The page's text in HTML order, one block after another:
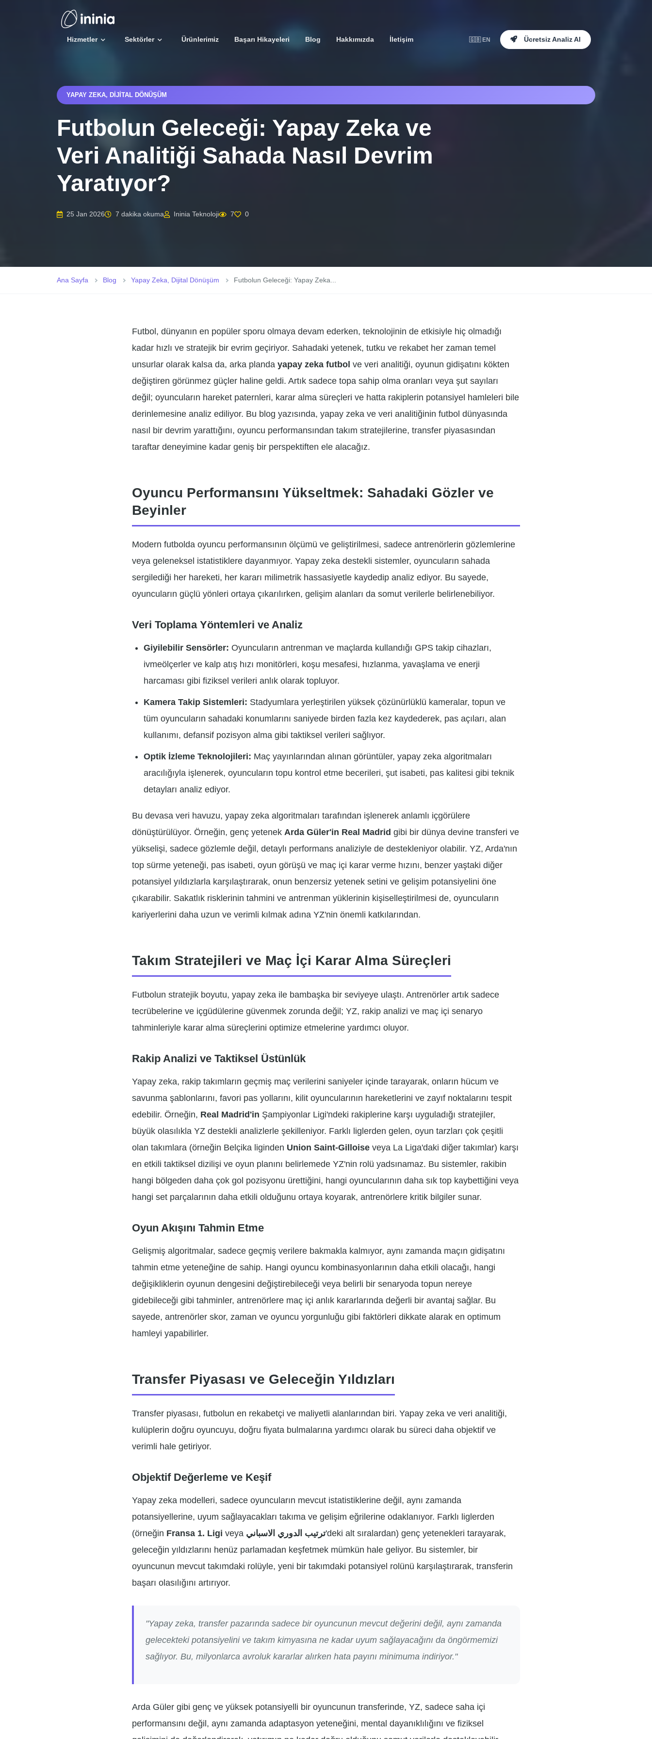
Hizmetler Sektörler Ürünlerimiz Başarı Hikayeleri Blog Hakkımızda İletişim 🇬🇧 EN Ücretsiz Analiz Al
YAPAY ZEKA, DIJITAL DÖNÜŞÜM
Futbolun Geleceği: Yapay Zeka ve
Veri Analitiği Sahada Nasıl Devrim
Yaratıyor?
25 Jan 2026 7 dakika okuma Ininia Teknoloji 7 0
Ana Sayfa Blog Yapay Zeka, Dijital Dönüşüm Futbolun Geleceği: Yapay Zeka...
Futbol, dünyanın en popüler sporu olmaya devam ederken, teknolojinin de etkisiyle hiç olmadığı
kadar hızlı ve stratejik bir evrim geçiriyor. Sahadaki yetenek, tutku ve rekabet her zaman temel
unsurlar olarak kalsa da, arka planda yapay zeka futbol ve veri analitiği, oyunun gidişatını kökten
değiştiren görünmez güçler haline geldi. Artık sadece topa sahip olma oranları veya şut sayıları
değil; oyuncuların hareket paternleri, karar alma süreçleri ve hatta rakiplerin potansiyel hamleleri bile
derinlemesine analiz ediliyor. Bu blog yazısında, yapay zeka ve veri analitiğinin futbol dünyasında
nasıl bir devrim yarattığını, oyuncu performansından takım stratejilerine, transfer piyasasından
taraftar deneyimine kadar geniş bir perspektiften ele alacağız.
Oyuncu Performansını Yükseltmek: Sahadaki Gözler ve
Beyinler
Modern futbolda oyuncu performansının ölçümü ve geliştirilmesi, sadece antrenörlerin gözlemlerine
veya geleneksel istatistiklere dayanmıyor. Yapay zeka destekli sistemler, oyuncuların sahada
sergilediği her hareketi, her kararı milimetrik hassasiyetle kaydedip analiz ediyor. Bu sayede,
oyuncuların güçlü yönleri ortaya çıkarılırken, gelişim alanları da somut verilerle belirlenebiliyor.
Veri Toplama Yöntemleri ve Analiz
Giyilebilir Sensörler: Oyuncuların antrenman ve maçlarda kullandığı GPS takip cihazları,
ivmeölçerler ve kalp atış hızı monitörleri, koşu mesafesi, hızlanma, yavaşlama ve enerji
harcaması gibi fiziksel verileri anlık olarak topluyor.
Kamera Takip Sistemleri: Stadyumlara yerleştirilen yüksek çözünürlüklü kameralar, topun ve
tüm oyuncuların sahadaki konumlarını saniyede birden fazla kez kaydederek, pas açıları, alan
kullanımı, defansif pozisyon alma gibi taktiksel verileri sağlıyor.
Optik İzleme Teknolojileri: Maç yayınlarından alınan görüntüler, yapay zeka algoritmaları
aracılığıyla işlenerek, oyuncuların topu kontrol etme becerileri, şut isabeti, pas kalitesi gibi teknik
detayları analiz ediyor.
Bu devasa veri havuzu, yapay zeka algoritmaları tarafından işlenerek anlamlı içgörülere
dönüştürülüyor. Örneğin, genç yetenek Arda Güler'in Real Madrid gibi bir dünya devine transferi ve
yükselişi, sadece gözlemle değil, detaylı performans analiziyle de destekleniyor olabilir. YZ, Arda'nın
top sürme yeteneği, pas isabeti, oyun görüşü ve maç içi karar verme hızını, benzer yaştaki diğer
potansiyel yıldızlarla karşılaştırarak, onun benzersiz yetenek setini ve gelişim potansiyelini öne
çıkarabilir. Sakatlık risklerinin tahmini ve antrenman yüklerinin kişiselleştirilmesi de, oyuncuların
kariyerlerini daha uzun ve verimli kılmak adına YZ'nin önemli katkılarından.
Takım Stratejileri ve Maç İçi Karar Alma Süreçleri
Futbolun stratejik boyutu, yapay zeka ile bambaşka bir seviyeye ulaştı. Antrenörler artık sadece
tecrübelerine ve içgüdülerine güvenmek zorunda değil; YZ, rakip analizi ve maç içi senaryo
tahminleriyle karar alma süreçlerini optimize etmelerine yardımcı oluyor.
Rakip Analizi ve Taktiksel Üstünlük
Yapay zeka, rakip takımların geçmiş maç verilerini saniyeler içinde tarayarak, onların hücum ve
savunma şablonlarını, favori pas yollarını, kilit oyuncularının hareketlerini ve zayıf noktalarını tespit
edebilir. Örneğin, Real Madrid'in Şampiyonlar Ligi'ndeki rakiplerine karşı uyguladığı stratejiler,
büyük olasılıkla YZ destekli analizlerle şekilleniyor. Farklı liglerden gelen, oyun tarzları çok çeşitli
olan takımlara (örneğin Belçika liginden Union Saint-Gilloise veya La Liga'daki diğer takımlar) karşı
en etkili taktiksel dizilişi ve oyun planını belirlemede YZ'nin rolü yadsınamaz. Bu sistemler, rakibin
hangi bölgeden daha çok gol pozisyonu ürettiğini, hangi oyuncularının daha sık top kaybettiğini veya
hangi set parçalarının daha etkili olduğunu ortaya koyarak, antrenörlere kritik bilgiler sunar.
Oyun Akışını Tahmin Etme
Gelişmiş algoritmalar, sadece geçmiş verilere bakmakla kalmıyor, aynı zamanda maçın gidişatını
tahmin etme yeteneğine de sahip. Hangi oyuncu kombinasyonlarının daha etkili olacağı, hangi
değişikliklerin oyunun dengesini değiştirebileceği veya belirli bir senaryoda topun nereye
gidebileceği gibi tahminler, antrenörlere maç içi anlık kararlarında değerli bir avantaj sağlar. Bu
sayede, antrenörler skor, zaman ve oyuncu yorgunluğu gibi faktörleri dikkate alarak en optimum
hamleyi yapabilirler.
Transfer Piyasası ve Geleceğin Yıldızları
Transfer piyasası, futbolun en rekabetçi ve maliyetli alanlarından biri. Yapay zeka ve veri analitiği,
kulüplerin doğru oyuncuyu, doğru fiyata bulmalarına yardımcı olarak bu süreci daha objektif ve
verimli hale getiriyor.
Objektif Değerleme ve Keşif
Yapay zeka modelleri, sadece oyuncuların mevcut istatistiklerine değil, aynı zamanda
potansiyellerine, uyum sağlayacakları takıma ve gelişim eğrilerine odaklanıyor. Farklı liglerden
(örneğin Fransa 1. Ligi veya ترتيب الدوري الاسباني'deki alt sıralardan) genç yetenekleri tarayarak,
geleceğin yıldızlarını henüz parlamadan keşfetmek mümkün hale geliyor. Bu sistemler, bir
oyuncunun mevcut takımdaki rolüyle, yeni bir takımdaki potansiyel rolünü karşılaştırarak, transferin
başarı olasılığını artırıyor.
"Yapay zeka, transfer pazarında sadece bir oyuncunun mevcut değerini değil, aynı zamanda
gelecekteki potansiyelini ve takım kimyasına ne kadar uyum sağlayacağını da öngörmemizi
sağlıyor. Bu, milyonlarca avroluk kararlar alırken hata payını minimuma indiriyor."
Arda Güler gibi genç ve yüksek potansiyelli bir oyuncunun transferinde, YZ, sadece saha içi
performansını değil, aynı zamanda adaptasyon yeteneğini, mental dayanıklılığını ve fiziksel